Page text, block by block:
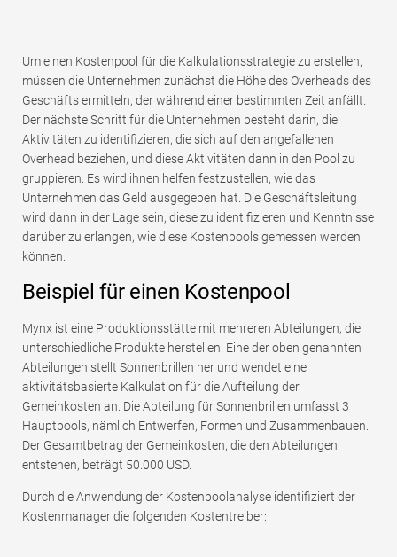
Um einen Kostenpool für die Kalkulationsstrategie zu erstellen,
müssen die Unternehmen zunächst die Höhe des Overheads des
Geschäfts ermitteln, der während einer bestimmten Zeit anfällt.
Der nächste Schritt für die Unternehmen besteht darin, die
Aktivitäten zu identifizieren, die sich auf den angefallenen
Overhead beziehen, und diese Aktivitäten dann in den Pool zu
gruppieren. Es wird ihnen helfen festzustellen, wie das
Unternehmen das Geld ausgegeben hat. Die Geschäftsleitung
wird dann in der Lage sein, diese zu identifizieren und Kenntnisse
darüber zu erlangen, wie diese Kostenpools gemessen werden
können.
Beispiel für einen Kostenpool
Mynx ist eine Produktionsstätte mit mehreren Abteilungen, die
unterschiedliche Produkte herstellen. Eine der oben genannten
Abteilungen stellt Sonnenbrillen her und wendet eine
aktivitätsbasierte Kalkulation für die Aufteilung der
Gemeinkosten an. Die Abteilung für Sonnenbrillen umfasst 3
Hauptpools, nämlich Entwerfen, Formen und Zusammenbauen.
Der Gesamtbetrag der Gemeinkosten, die den Abteilungen
entstehen, beträgt 50.000 USD.
Durch die Anwendung der Kostenpoolanalyse identifiziert der
Kostenmanager die folgenden Kostentreiber: